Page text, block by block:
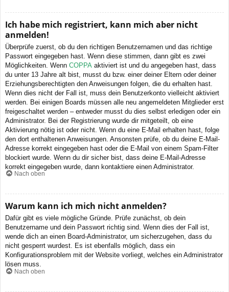
Ich habe mich registriert, kann mich aber nicht
anmelden!
Überprüfe zuerst, ob du den richtigen Benutzernamen und das richtige
Passwort eingegeben hast. Wenn diese stimmen, dann gibt es zwei
Möglichkeiten. Wenn COPPA aktiviert ist und du angegeben hast, dass
du unter 13 Jahre alt bist, musst du bzw. einer deiner Eltern oder deiner
Erziehungsberechtigten den Anweisungen folgen, die du erhalten hast.
Wenn dies nicht der Fall ist, muss dein Benutzerkonto vielleicht aktiviert
werden. Bei einigen Boards müssen alle neu angemeldeten Mitglieder erst
freigeschaltet werden – entweder musst du dies selbst erledigen oder ein
Administrator. Bei der Registrierung wurde dir mitgeteilt, ob eine
Aktivierung nötig ist oder nicht. Wenn du eine E-Mail erhalten hast, folge
den dort enthaltenen Anweisungen. Ansonsten prüfe, ob du deine E-Mail-
Adresse korrekt eingegeben hast oder die E-Mail von einem Spam-Filter
blockiert wurde. Wenn du dir sicher bist, dass deine E-Mail-Adresse
korrekt eingegeben wurde, dann kontaktiere einen Administrator.
Nach oben
Warum kann ich mich nicht anmelden?
Dafür gibt es viele mögliche Gründe. Prüfe zunächst, ob dein
Benutzername und dein Passwort richtig sind. Wenn dies der Fall ist,
wende dich an einen Board-Administrator, um sicherzugehen, dass du
nicht gesperrt wurdest. Es ist ebenfalls möglich, dass ein
Konfigurationsproblem mit der Website vorliegt, welches ein Administrator
lösen muss.
Nach oben